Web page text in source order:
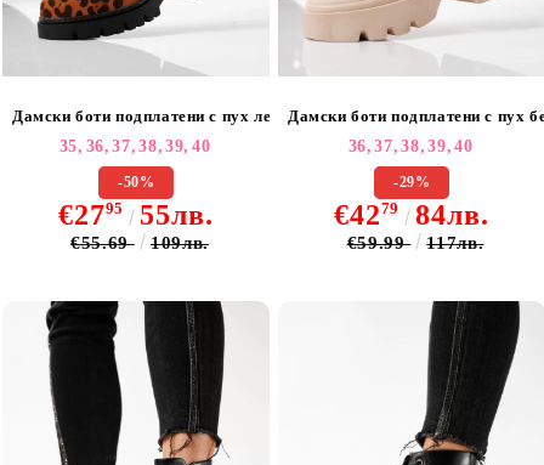
Дамски боти подплатени с пух леопард от обърната еко кожа
35, 36, 37, 38, 39, 40
-50%
€2795 55лв.
€55.69 109лв.
Дамски боти подплатени с пух
36, 37, 38, 39, 40
-29%
€4279 84лв.
€59.99 117лв.